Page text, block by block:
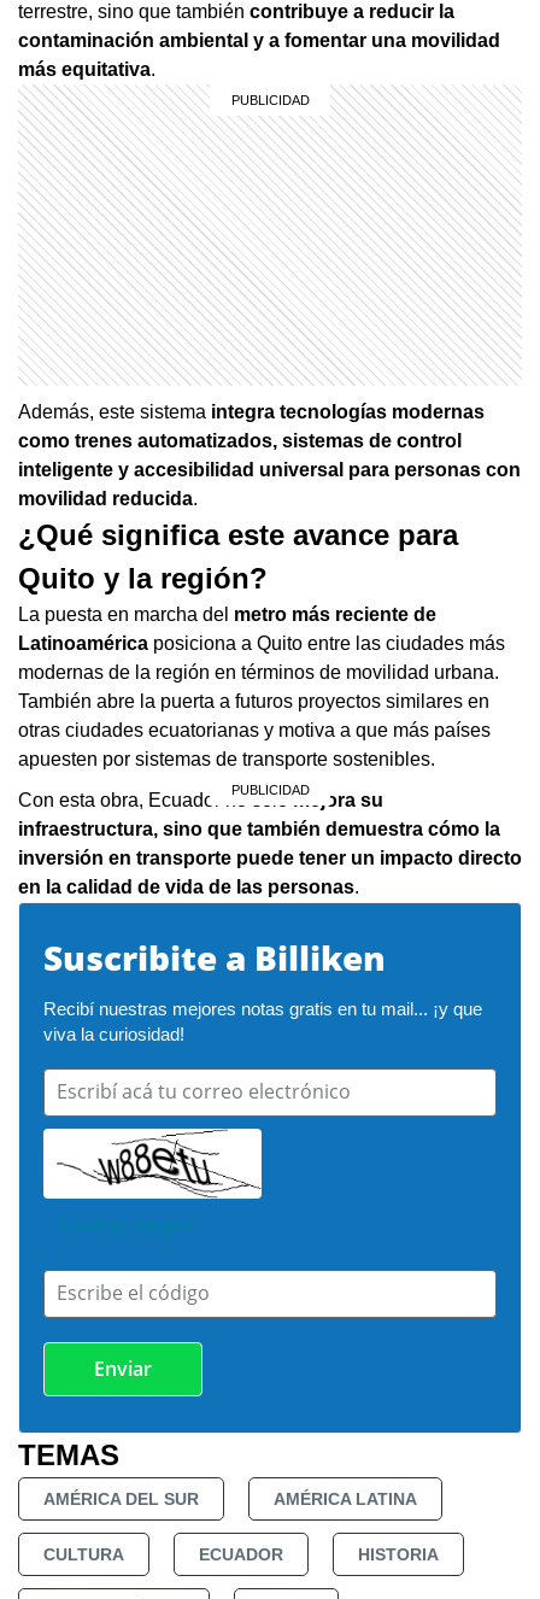
terrestre, sino que también contribuye a reducir la
contaminación ambiental y a fomentar una movilidad
más equitativa.
Además, este sistema integra tecnologías modernas
como trenes automatizados, sistemas de control
inteligente y accesibilidad universal para personas con
movilidad reducida.
¿Qué significa este avance para
Quito y la región?
La puesta en marcha del metro más reciente de
Latinoamérica posiciona a Quito entre las ciudades más
modernas de la región en términos de movilidad urbana.
También abre la puerta a futuros proyectos similares en
otras ciudades ecuatorianas y motiva a que más países
apuesten por sistemas de transporte sostenibles.
Con esta obra, Ecuador no solomejora su
infraestructura, sino que también demuestra cómo la
inversión en transporte puede tener un impacto directo
en la calidad de vida de las personas.
Suscribite a Billiken
Recibí nuestras mejores notas gratis en tu mail... ¡y que
viva la curiosidad!
Escribí acá tu correo electrónico
Cambiar imagen
Escribe el código
TEMAS
AMÉRICA DEL SUR AMÉRICA LATINA
CULTURA ECUADOR HISTORIA